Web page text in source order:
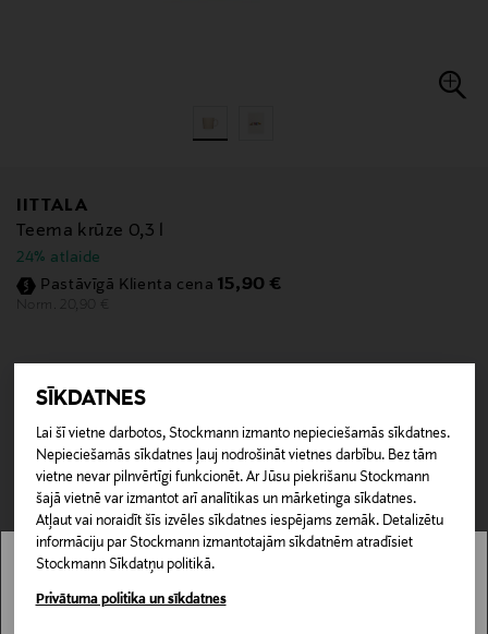
SĪKDATNES
Lai šī vietne darbotos, Stockmann izmanto nepieciešamās sīkdatnes.
Nepieciešamās sīkdatnes ļauj nodrošināt vietnes darbību. Bez tām
vietne nevar pilnvērtīgi funkcionēt. Ar Jūsu piekrišanu Stockmann
šajā vietnē var izmantot arī analītikas un mārketinga sīkdatnes.
Atļaut vai noraidīt šīs izvēles sīkdatnes iespējams zemāk. Detalizētu
informāciju par Stockmann izmantotajām sīkdatnēm atradīsiet
Stockmann Sīkdatņu politikā.
Privātuma politika un sīkdatnes
IITTALA
Teema krūze 0,3 l
24% atlaide
Pastāvīgā Klienta cena Discounted Price
15,90 €
Norm. Original Price
20,90 €
null
null
Stockmann nav pieejams tavā valstī.